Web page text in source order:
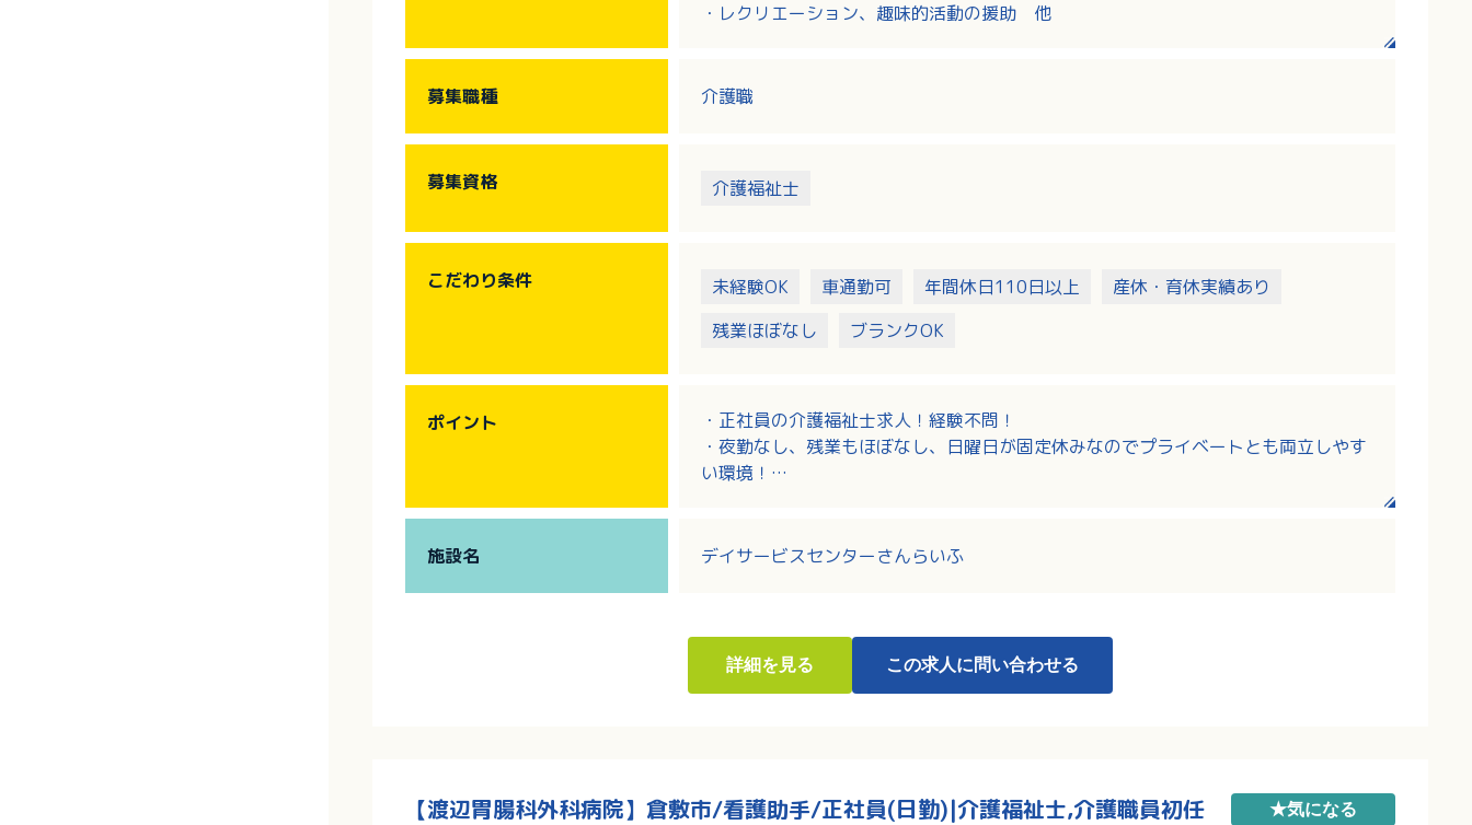
・レクリエーション、趣味的活動の援助 他
募集職種 介護職
募集資格 介護福祉士
こだわり条件 未経験OK 車通勤可 年間休日110日以上
産休・育休実績あり
残業ほぼなし
ブランクOK
ポイント
・正社員の介護福祉士求人！経験不問！
・夜勤なし、残業もほぼなし、日曜日が固定休みなのでプライベートとも両立しやす
い環境！
・上限65歳までの再雇用制度もあり、長くご活躍いただける職場です
施設名 デイサービスセンターさんらいふ
詳細を見る この求人に問い合わせる
【渡辺胃腸科外科病院】倉敷市/看護助手/正社員(日勤)|介護福祉士,介護職員初任
★気になる